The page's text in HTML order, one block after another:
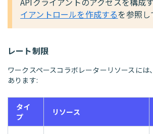
イアントロールを作成するを参照し
レート制限
ワークスペースコラボレーターリソースに
あります:
タイ
プ
リソース